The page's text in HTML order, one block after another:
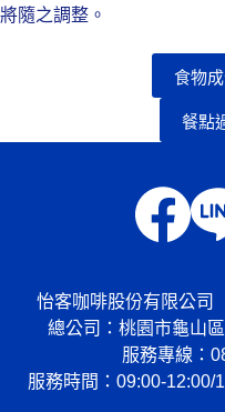
將隨之調整。
食物
餐點
怡客咖啡股份有限公
總公司：桃園市龜山
服務專線：
服務時間：09:00-12:00/